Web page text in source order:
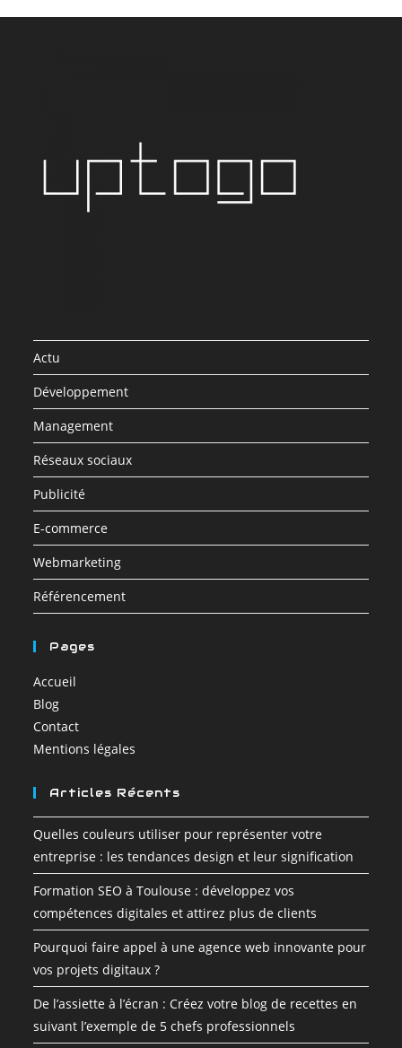
Actu
Développement
Management
Réseaux sociaux
Publicité
E-commerce
Webmarketing
Référencement
Pages
Accueil
Blog
Contact
Mentions légales
Articles Récents
Quelles couleurs utiliser pour représenter votre
entreprise : les tendances design et leur signification
Formation SEO à Toulouse : développez vos
compétences digitales et attirez plus de clients
Pourquoi faire appel à une agence web innovante pour
vos projets digitaux ?
De l’assiette à l’écran : Créez votre blog de recettes en
suivant l’exemple de 5 chefs professionnels